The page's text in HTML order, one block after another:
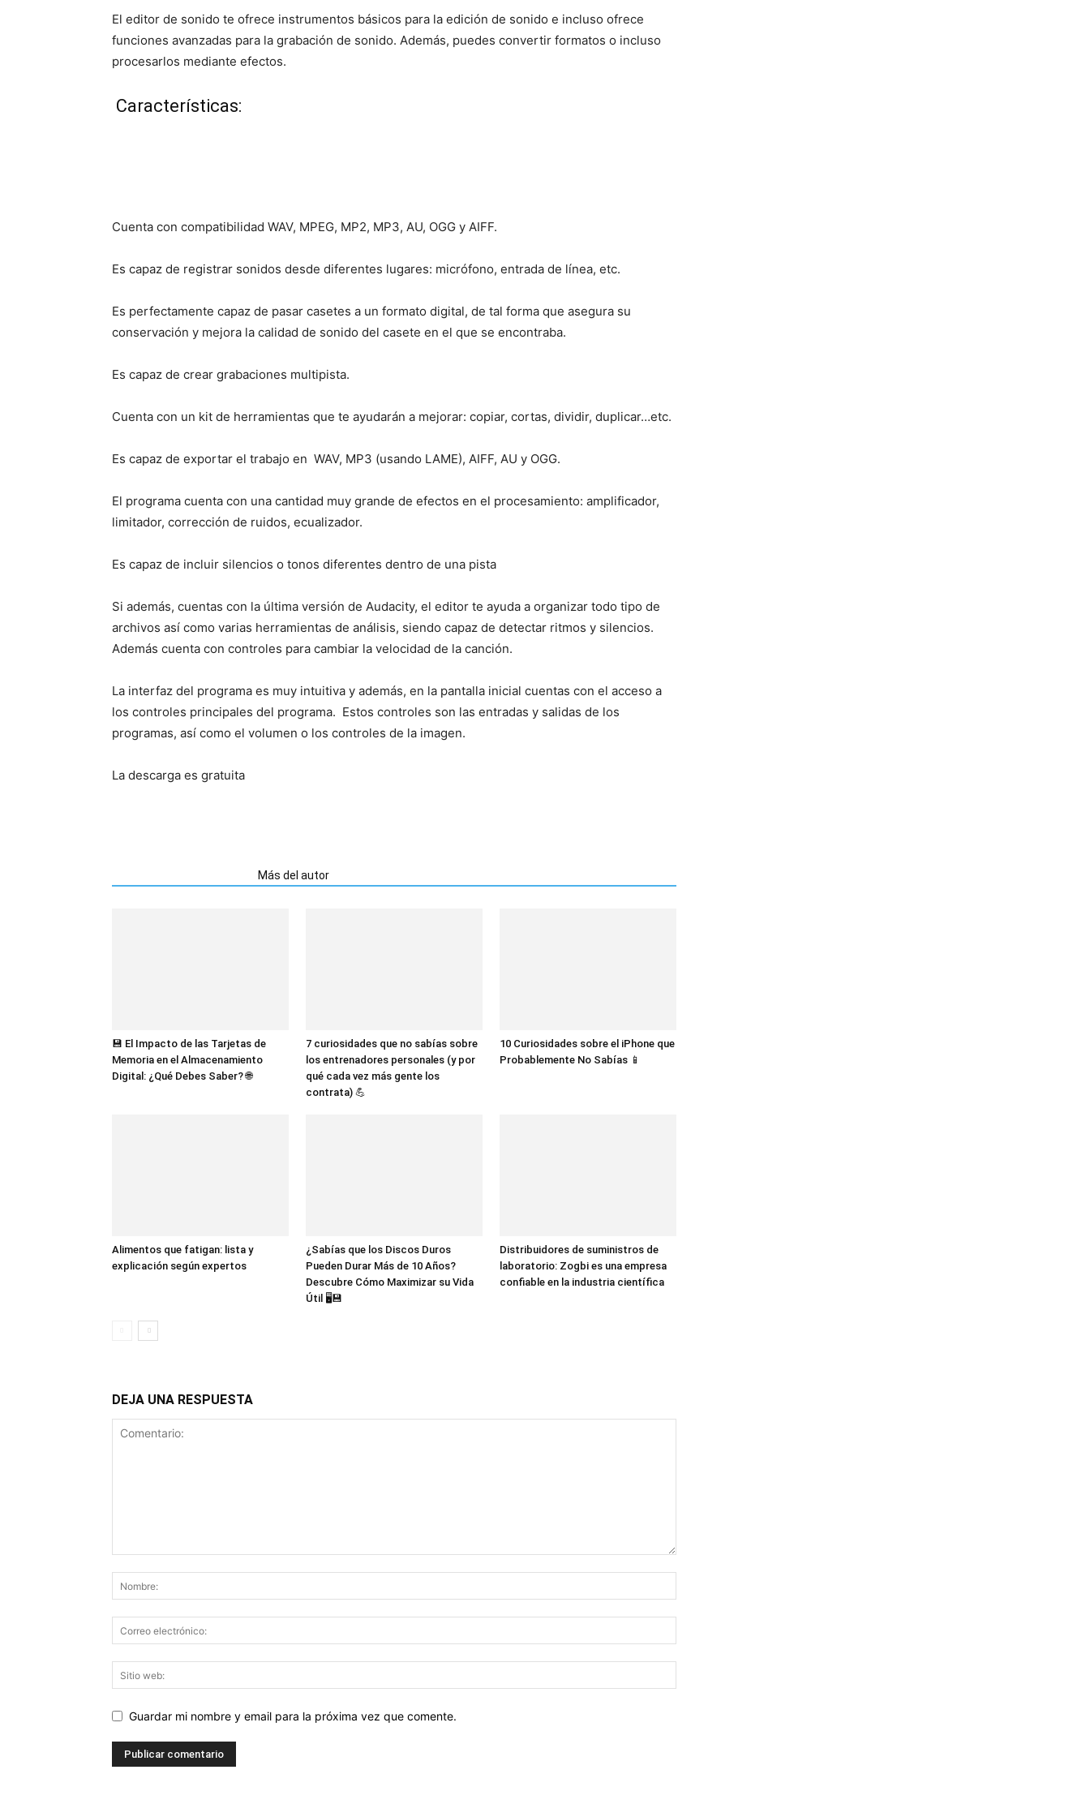
El editor de sonido te ofrece instrumentos básicos para la edición de sonido e incluso ofrece
funciones avanzadas para la grabación de sonido. Además, puedes convertir formatos o incluso
procesarlos mediante efectos.
Características:
Cuenta con compatibilidad WAV, MPEG, MP2, MP3, AU, OGG y AIFF.
Es capaz de registrar sonidos desde diferentes lugares: micrófono, entrada de línea, etc.
Es perfectamente capaz de pasar casetes a un formato digital, de tal forma que asegura su
conservación y mejora la calidad de sonido del casete en el que se encontraba.
Es capaz de crear grabaciones multipista.
Cuenta con un kit de herramientas que te ayudarán a mejorar: copiar, cortas, dividir, duplicar…etc.
Es capaz de exportar el trabajo en WAV, MP3 (usando LAME), AIFF, AU y OGG.
El programa cuenta con una cantidad muy grande de efectos en el procesamiento: amplificador,
limitador, corrección de ruidos, ecualizador.
Es capaz de incluir silencios o tonos diferentes dentro de una pista
Si además, cuentas con la última versión de Audacity, el editor te ayuda a organizar todo tipo de
archivos así como varias herramientas de análisis, siendo capaz de detectar ritmos y silencios.
Además cuenta con controles para cambiar la velocidad de la canción.
La interfaz del programa es muy intuitiva y además, en la pantalla inicial cuentas con el acceso a
los controles principales del programa. Estos controles son las entradas y salidas de los
programas, así como el volumen o los controles de la imagen.
La descarga es gratuita
Más del autor
💾 El Impacto de las Tarjetas de
Memoria en el Almacenamiento
Digital: ¿Qué Debes Saber? 🌐
7 curiosidades que no sabías sobre
los entrenadores personales (y por
qué cada vez más gente los
contrata) 💪
10 Curiosidades sobre el iPhone que
Probablemente No Sabías 📱
Alimentos que fatigan: lista y
explicación según expertos
¿Sabías que los Discos Duros
Pueden Durar Más de 10 Años?
Descubre Cómo Maximizar su Vida
Útil 🖥️💾
Distribuidores de suministros de
laboratorio: Zogbi es una empresa
confiable en la industria científica
DEJA UNA RESPUESTA
Guardar mi nombre y email para la próxima vez que comente.